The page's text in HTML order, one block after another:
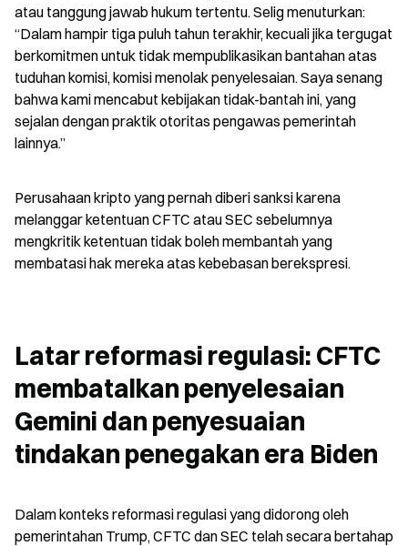
atau tanggung jawab hukum tertentu. Selig menuturkan:
“Dalam hampir tiga puluh tahun terakhir, kecuali jika tergugat
berkomitmen untuk tidak mempublikasikan bantahan atas
tuduhan komisi, komisi menolak penyelesaian. Saya senang
bahwa kami mencabut kebijakan tidak-bantah ini, yang
sejalan dengan praktik otoritas pengawas pemerintah
lainnya.”
Perusahaan kripto yang pernah diberi sanksi karena
melanggar ketentuan CFTC atau SEC sebelumnya
mengkritik ketentuan tidak boleh membantah yang
membatasi hak mereka atas kebebasan berekspresi.
Latar reformasi regulasi: CFTC
membatalkan penyelesaian
Gemini dan penyesuaian
tindakan penegakan era Biden
Dalam konteks reformasi regulasi yang didorong oleh
pemerintahan Trump, CFTC dan SEC telah secara bertahap